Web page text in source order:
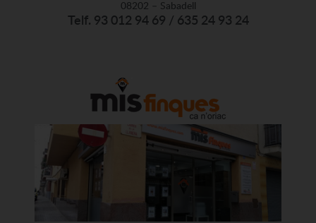
08202 – Sabadell
Telf. 93 012 94 69 / 635 24 93 24